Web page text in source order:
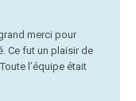
merci pour
Ce fut un plaisir de
l’équipe était